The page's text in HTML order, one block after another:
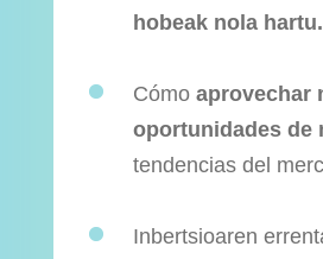
hobeak nola hartu.
​Cómo aprovechar
oportunidades de
tendencias del
Inbertsioaren